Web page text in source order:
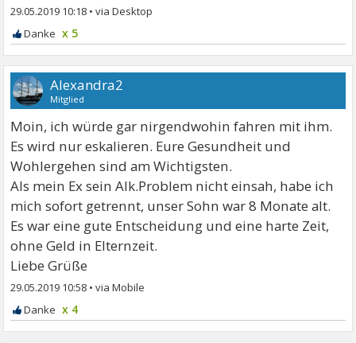
29.05.2019 10:18 •
x 5
Alexandra2
Mitglied
Moin, ich würde gar nirgendwohin fahren mit ihm.
Es wird nur eskalieren. Eure Gesundheit und
Wohlergehen sind am Wichtigsten.
Als mein Ex sein Alk.Problem nicht einsah, habe ich
mich sofort getrennt, unser Sohn war 8 Monate alt.
Es war eine gute Entscheidung und eine harte Zeit,
ohne Geld in Elternzeit.
Liebe Grüße
29.05.2019 10:58 •
x 4